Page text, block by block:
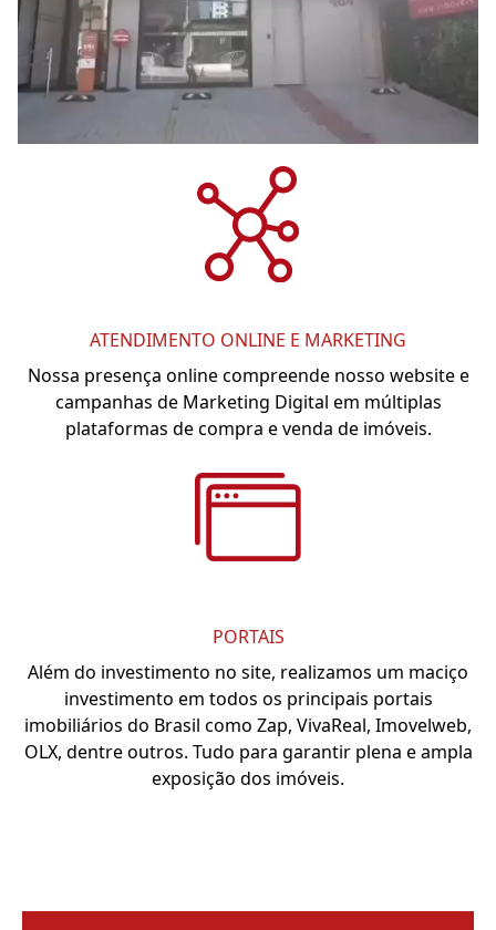
ATENDIMENTO ONLINE E MARKETING
Nossa presença online compreende nosso website e
campanhas de Marketing Digital em múltiplas
plataformas de compra e venda de imóveis.
PORTAIS
Além do investimento no site, realizamos um maciço
investimento em todos os principais portais
imobiliários do Brasil como Zap, VivaReal, Imovelweb,
OLX, dentre outros. Tudo para garantir plena e ampla
exposição dos imóveis.